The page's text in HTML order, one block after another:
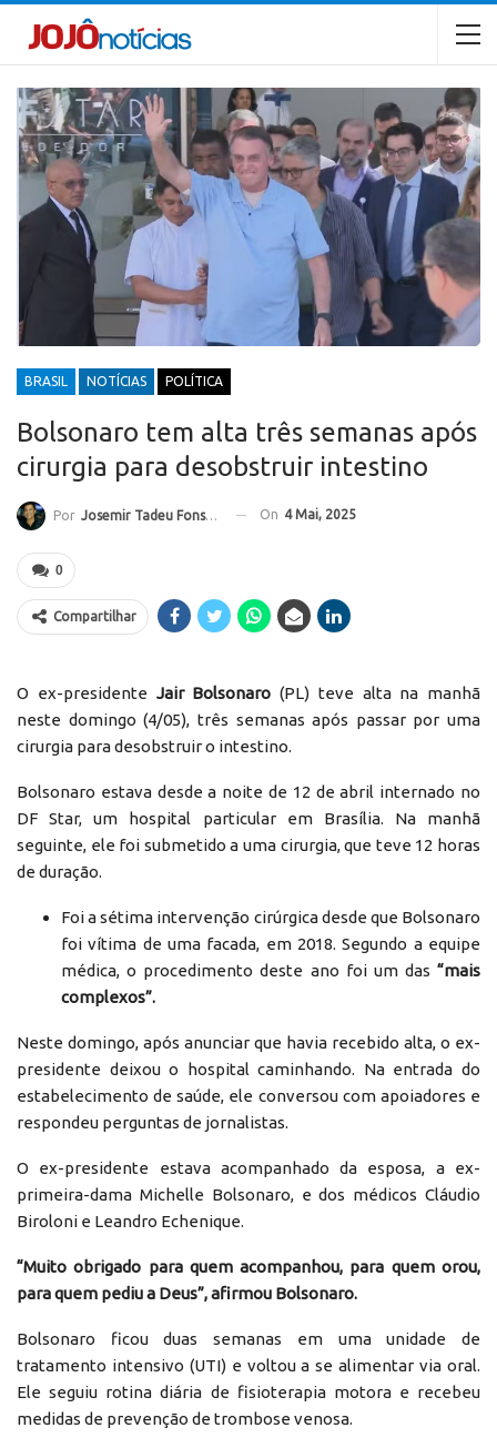
BRASIL NOTÍCIAS POLÍTICA
Bolsonaro tem alta três semanas após
cirurgia para desobstruir intestino
Por Josemir Tadeu Fonseca On 4 Mai, 2025
0
Compartilhar
O ex-presidente Jair Bolsonaro (PL) teve alta na manhã
neste domingo (4/05), três semanas após passar por uma
cirurgia para desobstruir o intestino.
Bolsonaro estava desde a noite de 12 de abril internado no
DF Star, um hospital particular em Brasília. Na manhã
seguinte, ele foi submetido a uma cirurgia, que teve 12 horas
de duração.
Foi a sétima intervenção cirúrgica desde que Bolsonaro
foi vítima de uma facada, em 2018. Segundo a equipe
médica, o procedimento deste ano foi um das “mais
complexos”.
Neste domingo, após anunciar que havia recebido alta, o ex-
presidente deixou o hospital caminhando. Na entrada do
estabelecimento de saúde, ele conversou com apoiadores e
respondeu perguntas de jornalistas.
O ex-presidente estava acompanhado da esposa, a ex-
primeira-dama Michelle Bolsonaro, e dos médicos Cláudio
Biroloni e Leandro Echenique.
“Muito obrigado para quem acompanhou, para quem orou,
para quem pediu a Deus”, afirmou Bolsonaro.
Bolsonaro ficou duas semanas em uma unidade de
tratamento intensivo (UTI) e voltou a se alimentar via oral.
Ele seguiu rotina diária de fisioterapia motora e recebeu
medidas de prevenção de trombose venosa.